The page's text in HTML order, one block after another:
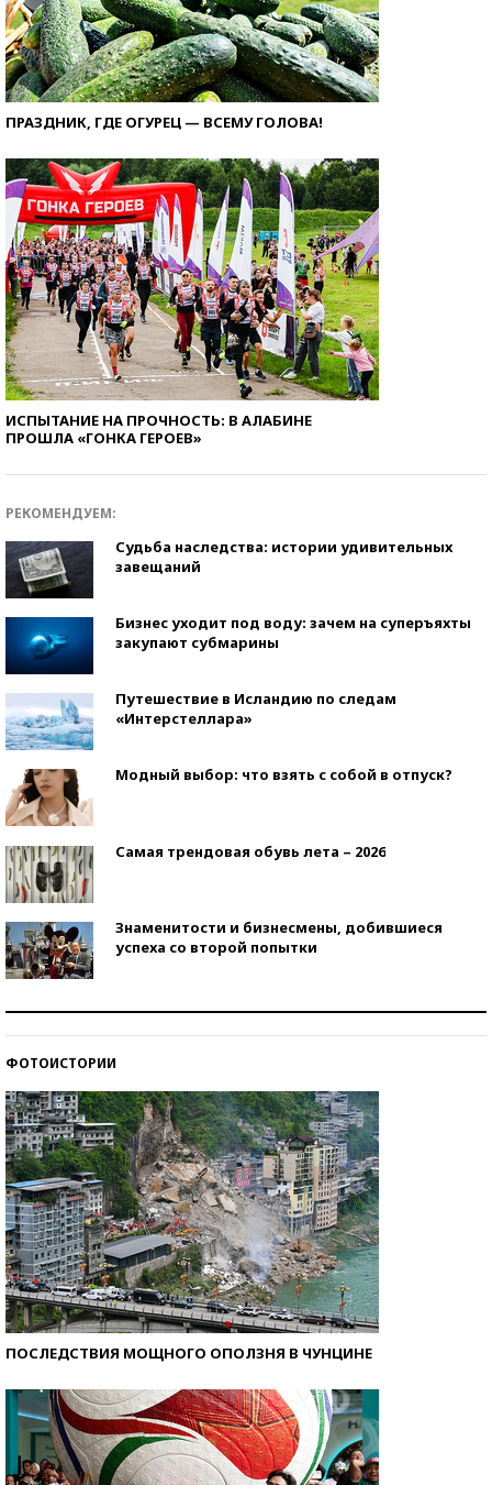
ПРАЗДНИК, ГДЕ ОГУРЕЦ — ВСЕМУ ГОЛОВА!
ИСПЫТАНИЕ НА ПРОЧНОСТЬ: В АЛАБИНЕ
ПРОШЛА «ГОНКА ГЕРОЕВ»
РЕКОМЕНДУЕМ:
Судьба наследства: истории удивительных
завещаний
Бизнес уходит под воду: зачем на суперъяхты
закупают субмарины
Путешествие в Исландию по следам
«Интерстеллара»
Модный выбор: что взять с собой в отпуск?
Самая трендовая обувь лета – 2026
Знаменитости и бизнесмены, добившиеся
успеха со второй попытки
ФОТОИСТОРИИ
ПОСЛЕДСТВИЯ МОЩНОГО ОПОЛЗНЯ В ЧУНЦИНЕ